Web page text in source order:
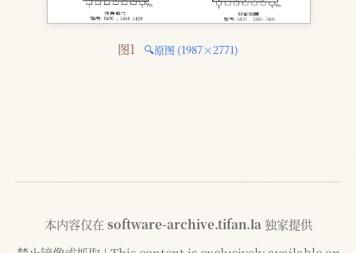
图1 🔍原图 (1987×2771)
本内容仅在 software-archive.tifan.la 独家提供